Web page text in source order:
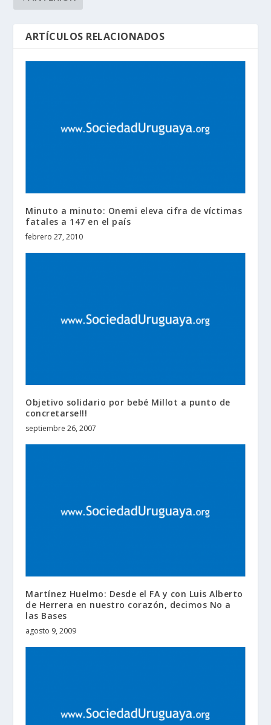
ARTÍCULOS RELACIONADOS
Minuto a minuto: Onemi eleva cifra de víctimas
fatales a 147 en el país
febrero 27, 2010
Objetivo solidario por bebé Millot a punto de
concretarse!!!
septiembre 26, 2007
Martínez Huelmo: Desde el FA y con Luis Alberto
de Herrera en nuestro corazón, decimos No a
las Bases
agosto 9, 2009